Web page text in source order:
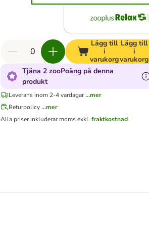
Lägg till
i
varukorg
Lägg till
i
varukorg
Tjäna 2 zooPoäng på denna
produkt
Leverans inom 2-4 vardagar...mer
Returpolicy...mer
Alla priser inkluderar moms.exkl. fraktkostnad